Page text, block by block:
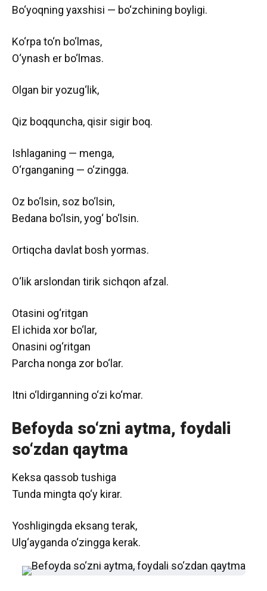
Bo‘yoqning yaxshisi — bo‘zchining boyligi.
Ko‘rpa to‘n bo‘lmas,
O‘ynash er bo‘lmas.
Olgan bir yozug‘lik,
Qiz boqquncha, qisir sigir boq.
Ishlaganing — menga,
O‘rganganing — o‘zingga.
Oz bo‘lsin, soz bo‘lsin,
Bedana bo‘lsin, yog‘ bo‘lsin.
Ortiqcha davlat bosh yormas.
O‘lik arslondan tirik sichqon afzal.
Otasini og‘ritgan
El ichida xor bo‘lar,
Onasini og‘ritgan
Parcha nonga zor bo‘lar.
Itni o‘ldirganning o‘zi ko‘mar.
Befoyda so‘zni aytma, foydali
so‘zdan qaytma
Keksa qassob tushiga
Tunda mingta qo‘y kirar.
Yoshligingda eksang terak,
Ulg‘ayganda o‘zingga kerak.